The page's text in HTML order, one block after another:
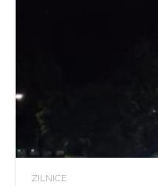
ZILNICE